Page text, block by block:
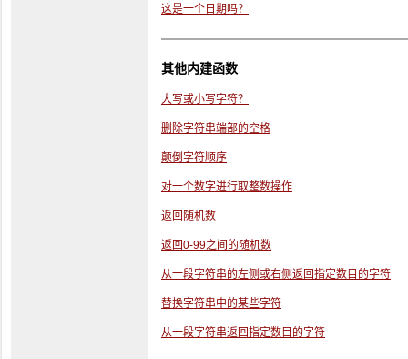
这是一个日期吗？
其他内建函数
大写或小写字符？
删除字符串端部的空格
颠倒字符顺序
对一个数字进行取整数操作
返回随机数
返回0-99之间的随机数
从一段字符串的左侧或右侧返回指定数目的字符
替换字符串中的某些字符
从一段字符串返回指定数目的字符